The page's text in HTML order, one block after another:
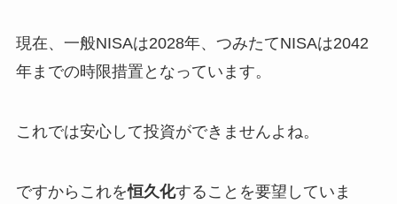
現在、一般NISAは2028年、つみたてNISAは2042
年までの時限措置となっています。
これでは安心して投資ができませんよね。
ですからこれを恒久化することを要望していま